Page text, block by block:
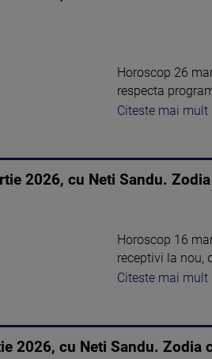
Horoscop 26
respecta
Citeste mai mult
2026, cu Neti Sandu.
Horoscop 16
receptivi la nou,
Citeste mai mult
2026, cu Neti Sandu. Zodia